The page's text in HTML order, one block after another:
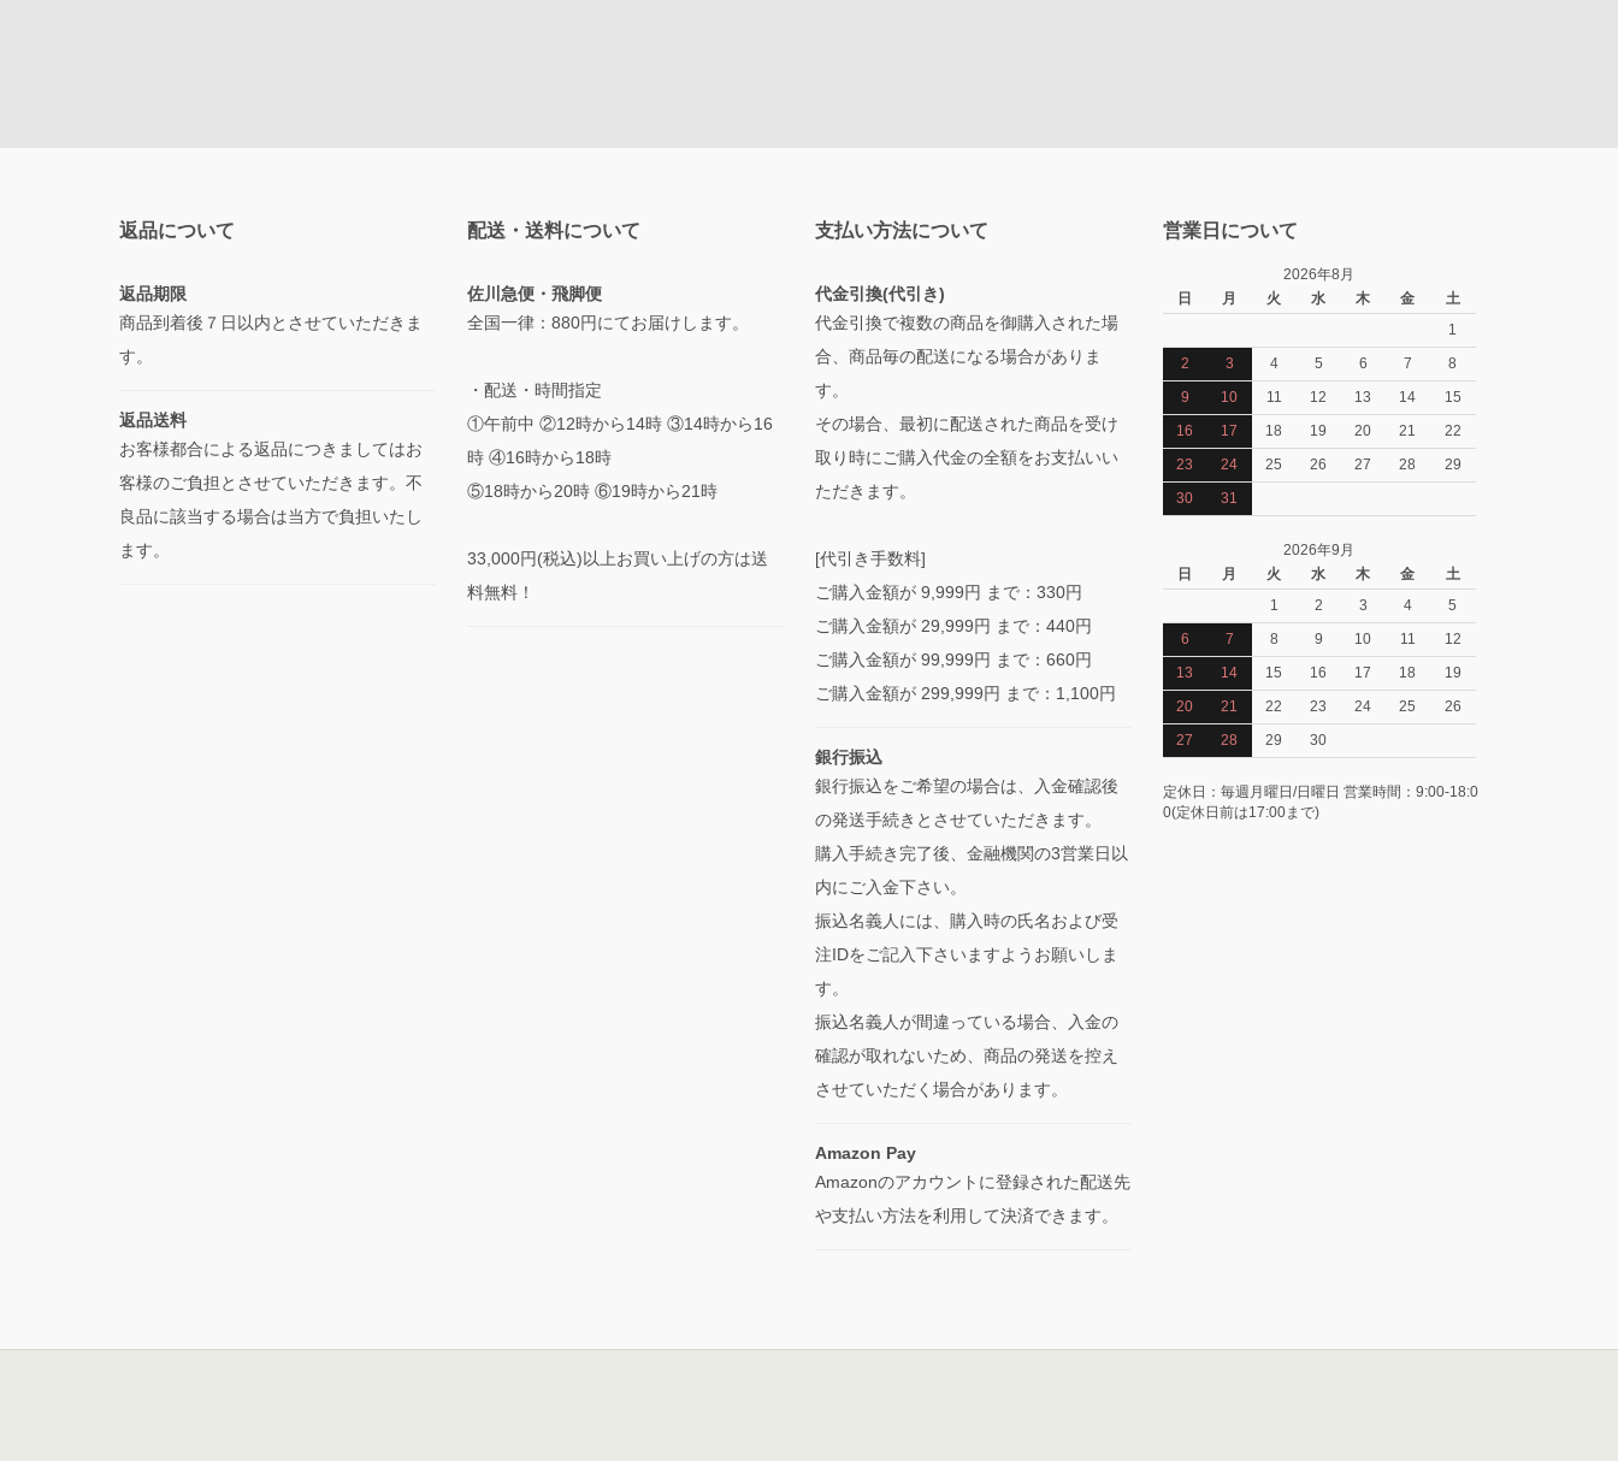
返品について
返品期限
商品到着後７日以内とさせていただきま
す。
返品送料
お客様都合による返品につきましてはお
客様のご負担とさせていただきます。不
良品に該当する場合は当方で負担いたし
ます。
配送・送料について
佐川急便・飛脚便
全国一律：880円にてお届けします。
・配送・時間指定
①午前中 ②12時から14時 ③14時から16
時 ④16時から18時
⑤18時から20時 ⑥19時から21時
33,000円(税込)以上お買い上げの方は送
料無料！
支払い方法について
代金引換(代引き)
代金引換で複数の商品を御購入された場
合、商品毎の配送になる場合がありま
す。
その場合、最初に配送された商品を受け
取り時にご購入代金の全額をお支払いい
ただきます。
[代引き手数料]
ご購入金額が 9,999円 まで：330円
ご購入金額が 29,999円 まで：440円
ご購入金額が 99,999円 まで：660円
ご購入金額が 299,999円 まで：1,100円
銀行振込
銀行振込をご希望の場合は、入金確認後
の発送手続きとさせていただきます。
購入手続き完了後、金融機関の3営業日以
内にご入金下さい。
振込名義人には、購入時の氏名および受
注IDをご記入下さいますようお願いしま
す。
振込名義人が間違っている場合、入金の
確認が取れないため、商品の発送を控え
させていただく場合があります。
Amazon Pay
Amazonのアカウントに登録された配送先
や支払い方法を利用して決済できます。
営業日について
2026年8月
日
月 火 水 木 金
土
1
2
3 4 5 6 7
8
9
10 11 12 13 14
15
16
17 18 19 20 21
22
23
24 25 26 27 28
29
30
31
2026年9月
日
月 火 水 木 金
土
1
2 3 4
5
6
7 8 9 10 11
12
13
14 15 16 17 18
19
20
21 22 23 24 25
26
27
28 29 30
定休日：毎週月曜日/日曜日 営業時間：9:00-18:0
0(定休日前は17:00まで)